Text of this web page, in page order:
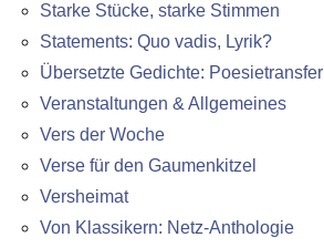
Starke Stücke, starke Stimmen
Statements: Quo vadis, Lyrik?
Übersetzte Gedichte: Poesietransfer
Veranstaltungen & Allgemeines
Vers der Woche
Verse für den Gaumenkitzel
Versheimat
Von Klassikern: Netz-Anthologie